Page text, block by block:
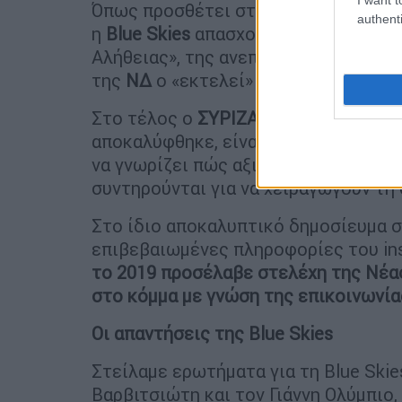
Όπως προσθέτει στη
συνέχεια ο
η Blue Skies απασχολεί από το 2018
Αλήθειας», της ανεπίσημης αλλά
της ΝΔ ο «εκτελεί» συμβόλαια
Στο τέλος ο ΣΥΡΙΖΑ
διερωτάται:
αποκαλύφθηκε, είναι ώρα για πλήρη
να γνωρίζει πώς αξιοποιήθηκαν τα
συντηρούνται για να χειραγωγούν
Στο ίδιο αποκαλυπτικό δημοσίευμα
επιβεβαιωμένες πληροφορίες του
το 2019 προσέλαβε στελέχη της
στο κόμμα με γνώση της
Οι απαντήσεις της Blue Skies
Στείλαμε ερωτήματα για τη Blue
Βαρβιτσιώτη και τον Γιάννη